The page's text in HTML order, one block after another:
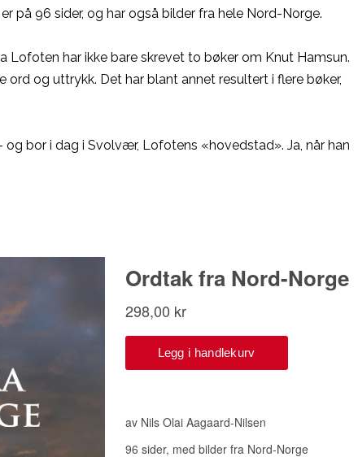
på 96 sider, og har også bilder fra hele Nord-Norge.
Lofoten har ikke bare skrevet to bøker om Knut Hamsun.
ord og uttrykk. Det har blant annet resultert i flere bøker,
bor i dag i Svolvær, Lofotens «hovedstad». Ja, når han